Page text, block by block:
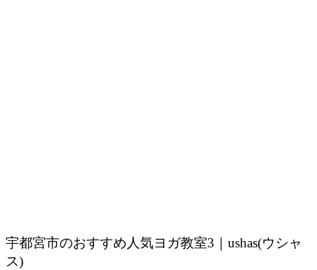
宇都宮市のおすすめ人気ヨガ教室3｜ushas(ウシャ
ス)